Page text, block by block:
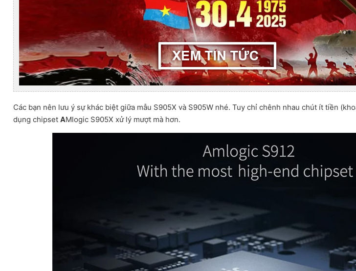
Các bạn nên lưu ý sự khác biệt giữa mẫu S905X và S905W nhé. Tuy chỉ chênh nhau chút ít tiền
dụng chipset AMlogic S905X xử lý mượt mà hơn.